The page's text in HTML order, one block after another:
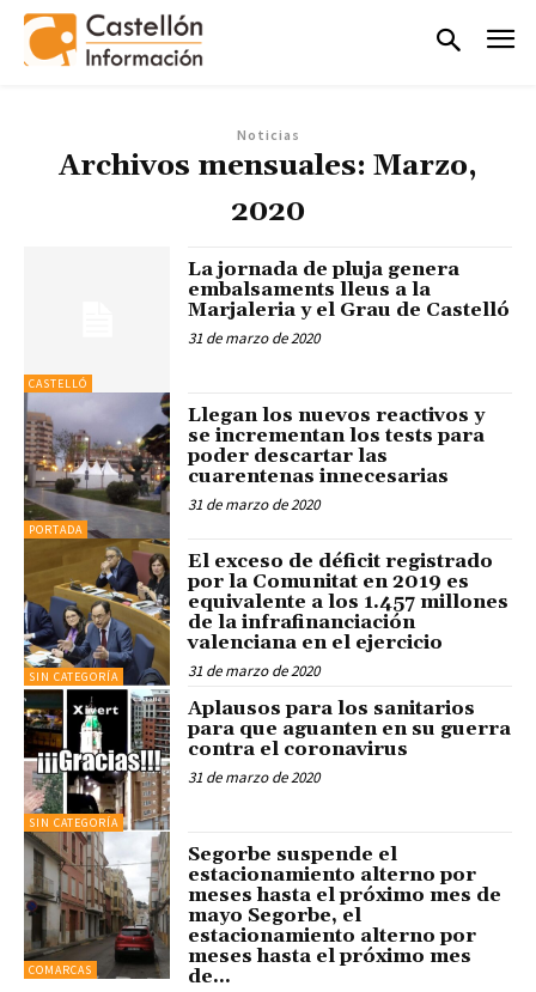
Noticias
Archivos mensuales: Marzo,
2020
CASTELLÓ
La jornada de pluja genera
embalsaments lleus a la
Marjaleria y el Grau de Castelló
31 de marzo de 2020
PORTADA
Llegan los nuevos reactivos y
se incrementan los tests para
poder descartar las
cuarentenas innecesarias
31 de marzo de 2020
SIN CATEGORÍA
El exceso de déficit registrado
por la Comunitat en 2019 es
equivalente a los 1.457 millones
de la infrafinanciación
valenciana en el ejercicio
31 de marzo de 2020
SIN CATEGORÍA
Aplausos para los sanitarios
para que aguanten en su guerra
contra el coronavirus
31 de marzo de 2020
COMARCAS
Segorbe suspende el
estacionamiento alterno por
meses hasta el próximo mes de
mayo Segorbe, el
estacionamiento alterno por
meses hasta el próximo mes
de...